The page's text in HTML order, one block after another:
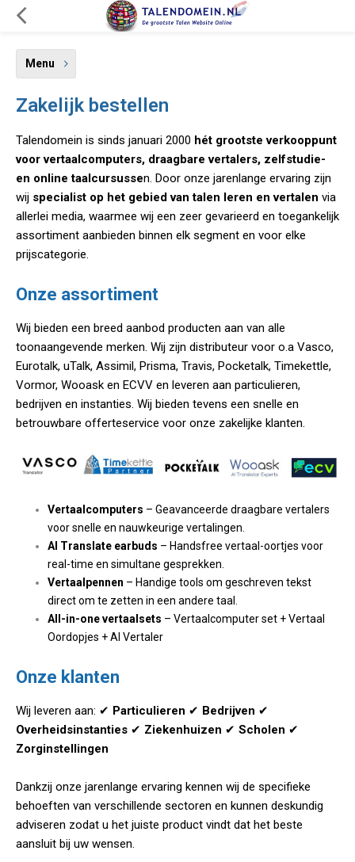
Menu
Zakelijk bestellen
Talendomein is sinds januari 2000 hét grootste verkooppunt
voor vertaalcomputers, draagbare vertalers, zelfstudie-
en online taalcursussen. Door onze jarenlange ervaring zijn
wij specialist op het gebied van talen leren en vertalen via
allerlei media, waarmee wij een zeer gevarieerd en toegankelijk
assortiment aanbieden binnen elk segment en voor elke
prijscategorie.
Onze assortiment
Wij bieden een breed aanbod producten aan van alle
toonaangevende merken. Wij zijn distributeur voor o.a Vasco,
Eurotalk, uTalk, Assimil, Prisma, Travis, Pocketalk, Timekettle,
Vormor, Wooask en ECVV en leveren aan particulieren,
bedrijven en instanties. Wij bieden tevens een snelle en
betrouwbare offerteservice voor onze zakelijke klanten.
Vertaalcomputers – Geavanceerde draagbare vertalers
voor snelle en nauwkeurige vertalingen.
AI Translate earbuds – Handsfree vertaal-oortjes voor
real-time en simultane gesprekken.
Vertaalpennen – Handige tools om geschreven tekst
direct om te zetten in een andere taal.
All-in-one vertaalsets – Vertaalcomputer set + Vertaal
Oordopjes + AI Vertaler
Onze klanten
Wij leveren aan: ✔ Particulieren ✔ Bedrijven ✔
Overheidsinstanties ✔ Ziekenhuizen ✔ Scholen ✔
Zorginstellingen
Dankzij onze jarenlange ervaring kennen wij de specifieke
behoeften van verschillende sectoren en kunnen deskundig
adviseren zodat u het juiste product vindt dat het beste
aansluit bij uw wensen.